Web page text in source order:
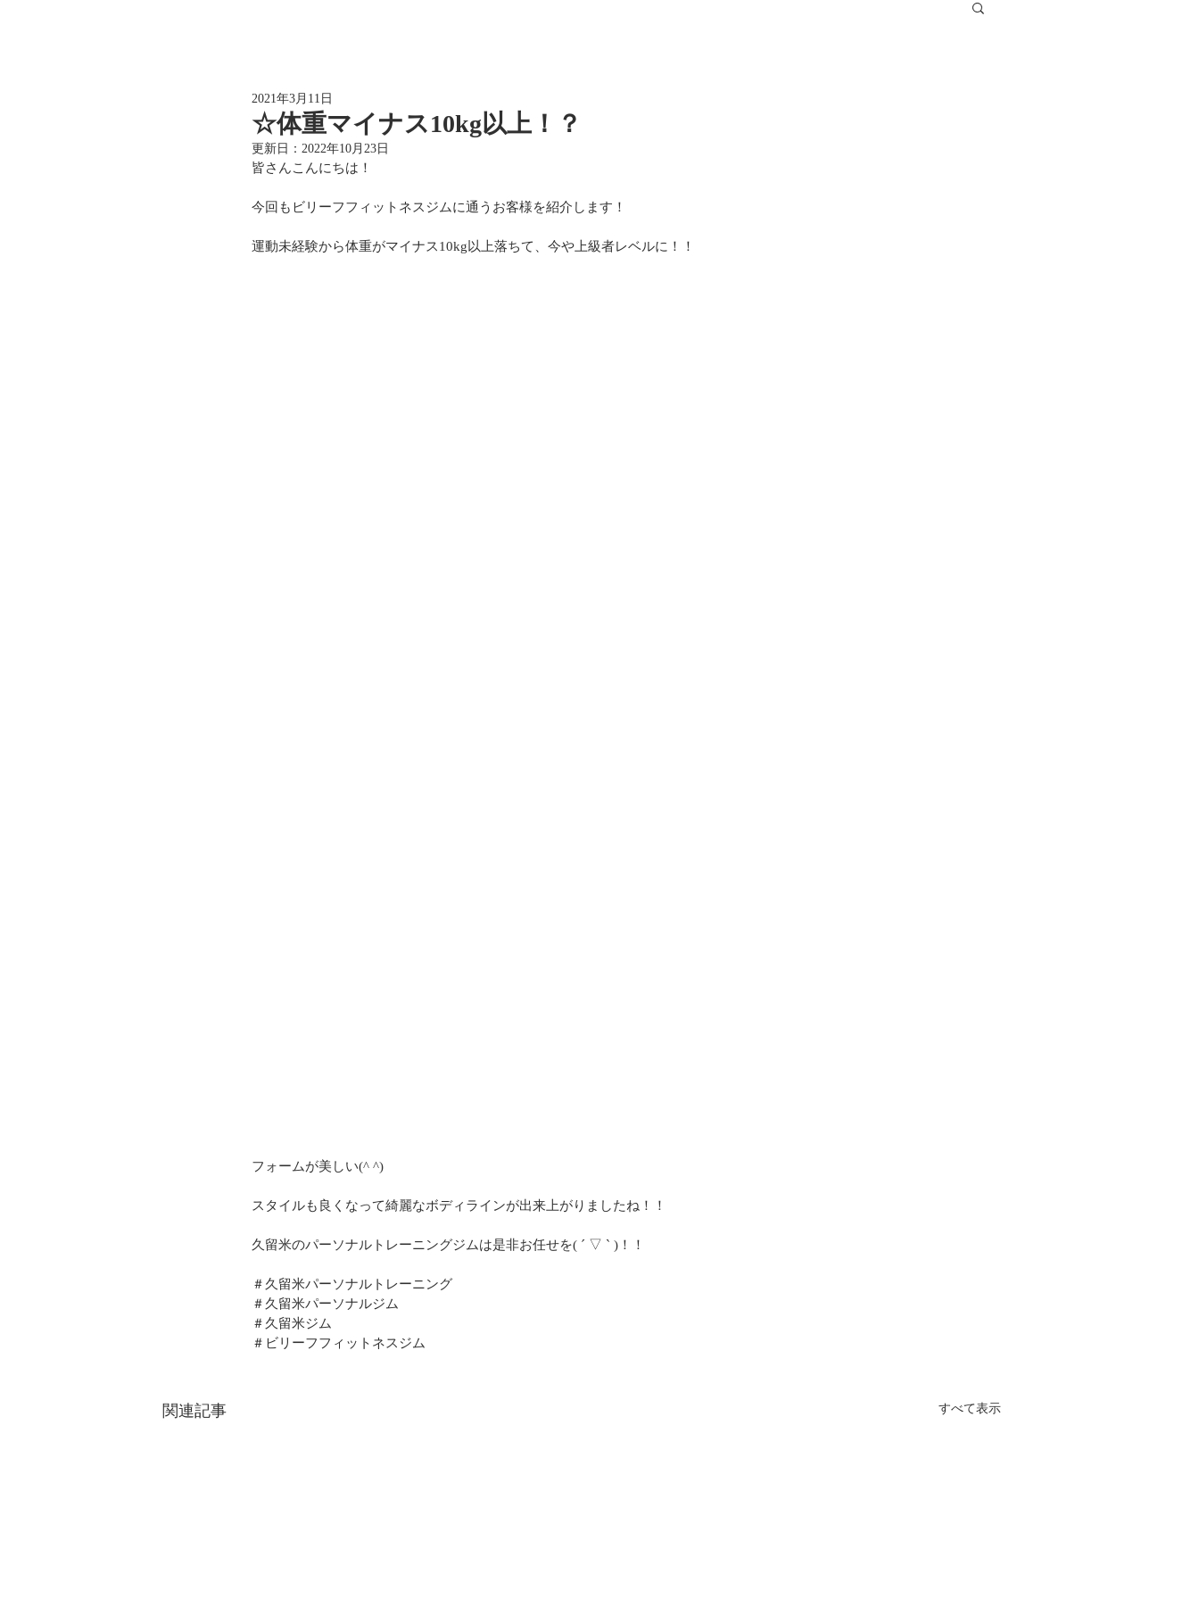
☆体重マイナス10kg以上！？
2021年3月11日
更新日： 2022年10月23日
皆さんこんにちは！
今回もビリーフフィットネスジムに通うお客様を紹介します！
運動未経験から体重がマイナス10kg以上落ちて、今や上級者レベルに！！
フォームが美しい(^ ^)
スタイルも良くなって綺麗なボディラインが出来上がりましたね！！
久留米のパーソナルトレーニングジムは是非お任せを( ´ ▽ ` )！！
＃久留米パーソナルトレーニング
＃久留米パーソナルジム
＃久留米ジム
＃ビリーフフィットネスジム
関連記事 すべて表示